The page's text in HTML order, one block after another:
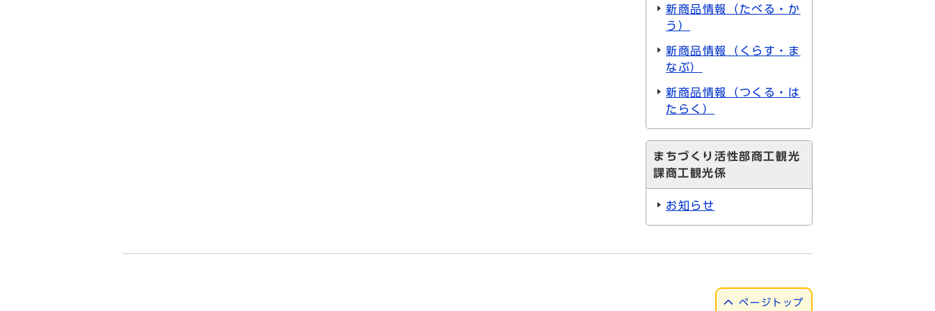
新商品情報（たべる・か
う）
新商品情報（くらす・ま
なぶ）
新商品情報（つくる・は
たらく）
まちづくり活性部商工観光
課商工観光係
お知らせ
ページトップ